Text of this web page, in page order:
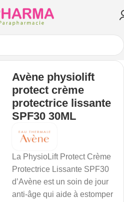
Avène physiolift
protect crème
protectrice lissante
SPF30 30ML
La PhysioLift Protect Crème
Protectrice Lissante SPF30
d’Avène est un soin de jour
anti-âge qui aide à estomper